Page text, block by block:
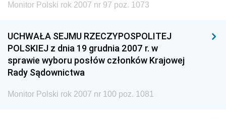
Monitor Polski rok 2007 nr 97 poz. 1073
UCHWAŁA SEJMU RZECZYPOSPOLITEJ
POLSKIEJ z dnia 19 grudnia 2007 r. w
sprawie wyboru posłów członków Krajowej
Rady Sądownictwa
Monitor Polski rok 2007 nr 100 poz. 1081